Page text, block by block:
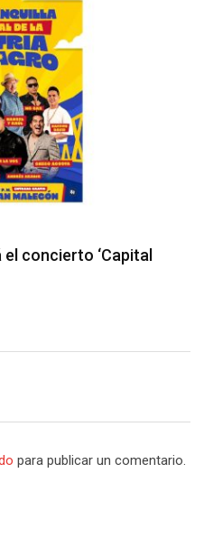
concierto ‘Capital
para publicar un comentario.